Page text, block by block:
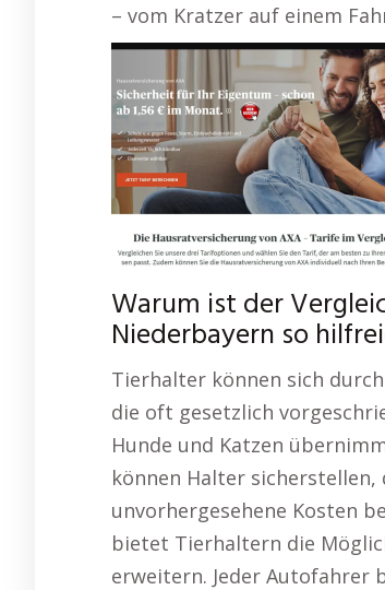
– vom Kratzer auf einem
Warum ist der
Niederbayern so
Tierhalter können sich
die oft gesetzlich
Hunde und Katzen
können Halter
unvorhergesehene Kosten
bietet Tierhaltern die
erweitern. Jeder Autofahrer